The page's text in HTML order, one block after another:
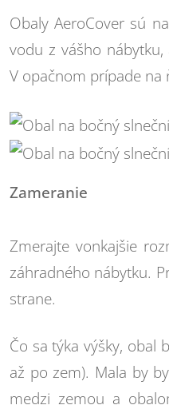
Obaly AeroCover sú
vodu z vášho
V opačnom prípade na
Zameranie
Zmerajte vonkajšie
záhradného nábytku.
strane.
Čo sa týka výšky, obal
až po zem). Mala by
medzi zemou a